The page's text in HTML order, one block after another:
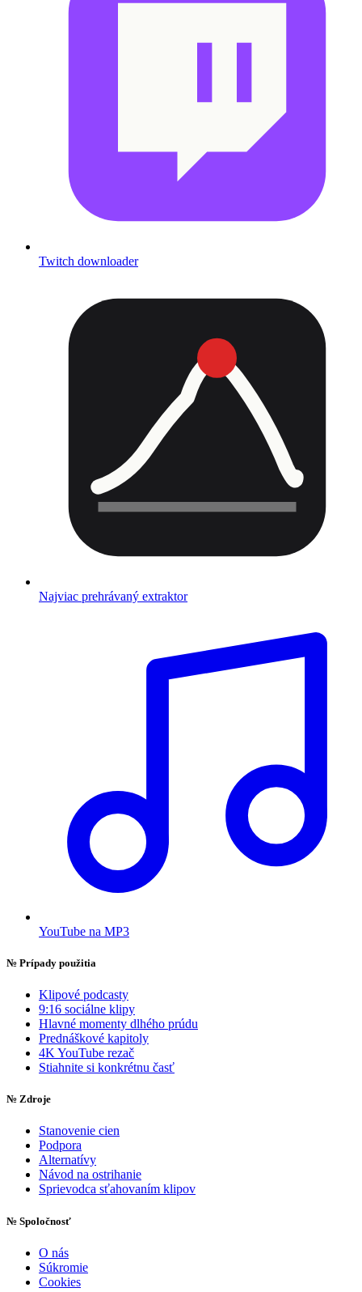
Twitch downloader
Najviac prehrávaný extraktor
YouTube na MP3
№ Prípady použitia
Klipové podcasty
9:16 sociálne klipy
Hlavné momenty dlhého prúdu
Prednáškové kapitoly
4K YouTube rezač
Stiahnite si konkrétnu časť
№ Zdroje
Stanovenie cien
Podpora
Alternatívy
Návod na ostrihanie
Sprievodca sťahovaním klipov
№ Spoločnosť
O nás
Súkromie
Cookies